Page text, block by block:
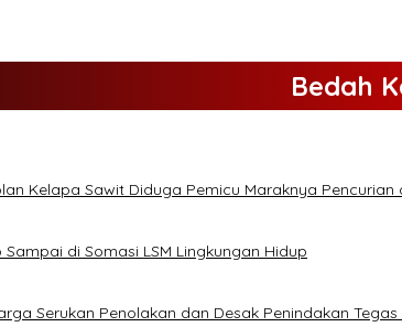
Bedah
Kelapa Sawit Diduga Pemicu Maraknya
di Somasi LSM Lingkungan Hidup
Serukan Penolakan dan Desak Penindakan